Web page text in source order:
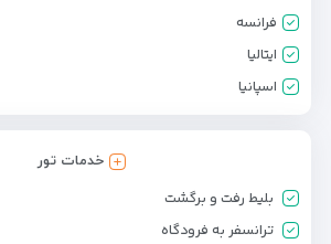
فرانسه
ایتالیا
اسپانیا
خدمات تور
بلیط رفت و برگشت
ترانسفر به فرودگاه